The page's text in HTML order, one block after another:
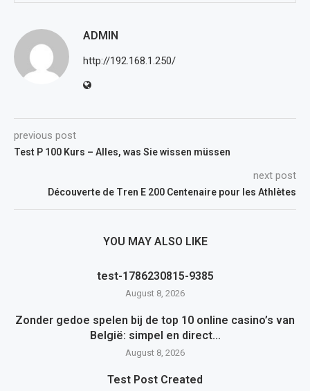
ADMIN
http://192.168.1.250/
previous post
Test P 100 Kurs – Alles, was Sie wissen müssen
next post
Découverte de Tren E 200 Centenaire pour les Athlètes
YOU MAY ALSO LIKE
test-1786230815-9385
August 8, 2026
Zonder gedoe spelen bij de top 10 online casino’s van
België: simpel en direct...
August 8, 2026
Test Post Created